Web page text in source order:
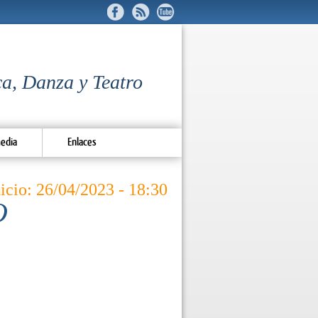
Danza y Teatro
Enlaces
26/04/2023 - 18:30